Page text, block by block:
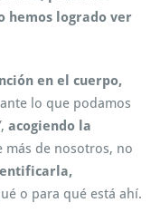
hemos logrado ver
en el cuerpo,
lo que podamos
acogiendo la
más de nosotros, no
o para qué está ahí.